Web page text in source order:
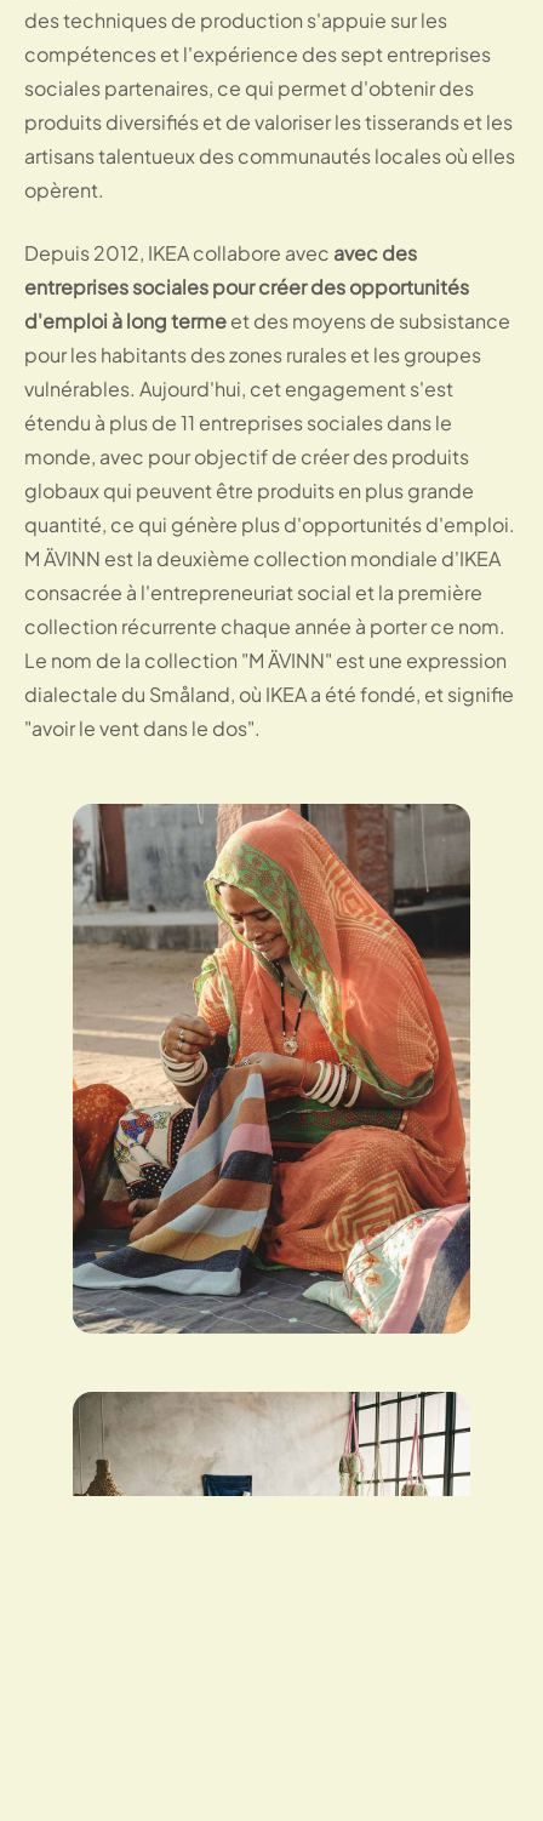
des techniques de production s'appuie sur les
compétences et l'expérience des sept entreprises
sociales partenaires, ce qui permet d'obtenir des
produits diversifiés et de valoriser les tisserands et les
artisans talentueux des communautés locales où elles
opèrent.
Depuis 2012, IKEA collabore avec avec des
entreprises sociales pour créer des opportunités
d'emploi à long termeet des moyens de subsistance
pour les habitants des zones rurales et les groupes
vulnérables. Aujourd'hui, cet engagement s'est
étendu à plus de 11 entreprises sociales dans le
monde, avec pour objectif de créer des produits
globaux qui peuvent être produits en plus grande
quantité, ce qui génère plus d'opportunités d'emploi.
M ÄVINN est la deuxième collection mondiale d'IKEA
consacrée à l'entrepreneuriat social et la première
collection récurrente chaque année à porter ce nom.
Le nom de la collection "M ÄVINN" est une expression
dialectale du Småland, où IKEA a été fondé, et signifie
"avoir le vent dans le dos".